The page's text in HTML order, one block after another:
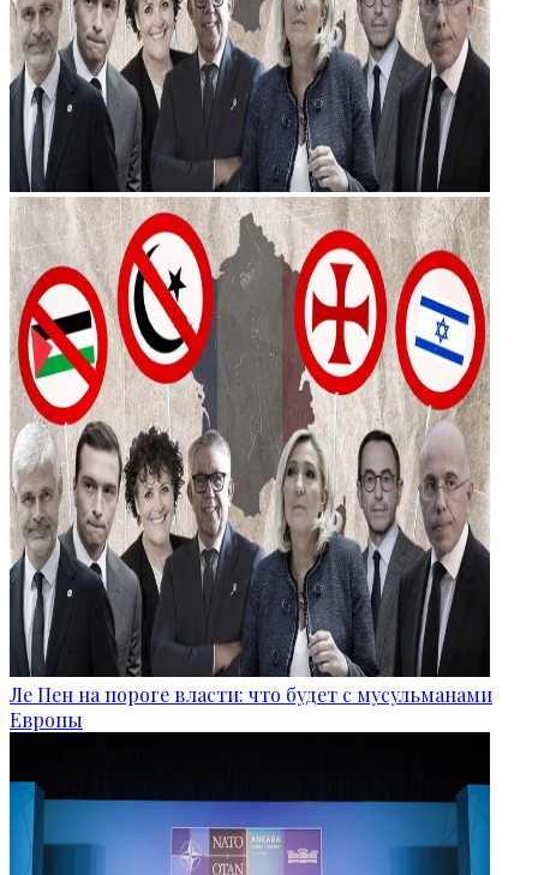
Ле Пен на пороге власти: что будет с мусульманами
Европы